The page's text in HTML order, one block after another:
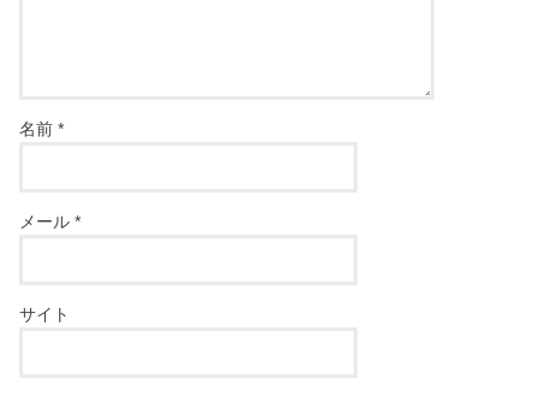
名前*
メール*
サイト